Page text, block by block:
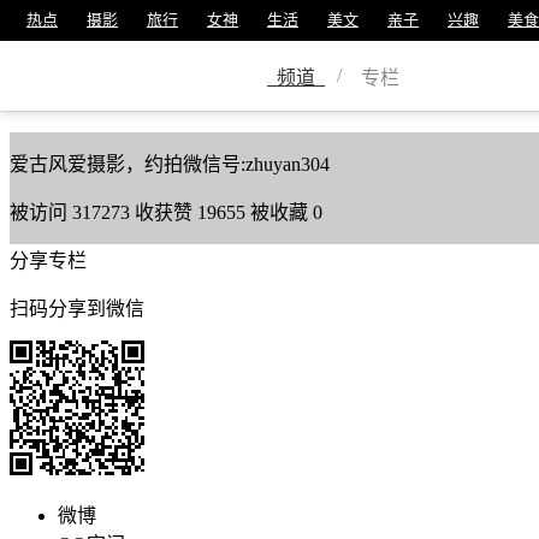
热点 摄影 旅行 女神 生活 美文 亲子 兴趣 美食
频道 / 专栏
美篇号1326536
爱古风爱摄影，约拍微信号:zhuyan304
被访问 317273 收获赞 19655 被收藏 0
分享专栏
扫码分享到微信
微博